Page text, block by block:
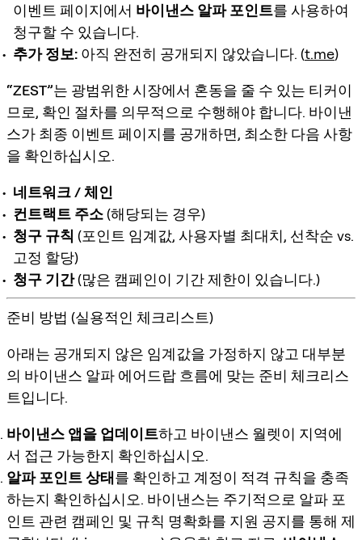
이벤트 페이지에서 바이낸스 알파 포인트를 사용하여
청구할 수 있습니다.
추가 정보: 아직 완전히 공개되지 않았습니다. (t.me)
“ZEST”는 광범위한 시장에서 혼동을 줄 수 있는 티커이
므로, 확인 절차를 의무적으로 수행해야 합니다. 바이낸
스가 최종 이벤트 페이지를 공개하면, 최소한 다음 사항
을 확인하십시오.
네트워크 / 체인
컨트랙트 주소(해당되는 경우)
청구 규칙 (포인트 임계값, 사용자별 최대치, 선착순 vs.
고정 할당)
청구 기간(많은 캠페인이 기간 제한이 있습니다.)
준비 방법 (실용적인 체크리스트)
아래는 공개되지 않은 임계값을 가정하지 않고 대부분
의 바이낸스 알파 에어드랍 흐름에 맞는 준비 체크리스
트입니다.
바이낸스 앱을 업데이트하고 바이낸스 월렛이 지역에
서 접근 가능한지 확인하십시오.
알파 포인트 상태를 확인하고 계정이 적격 규칙을 충족
하는지 확인하십시오. 바이낸스는 주기적으로 알파 포
인트 관련 캠페인 및 규칙 명확화를 지원 공지를 통해 제